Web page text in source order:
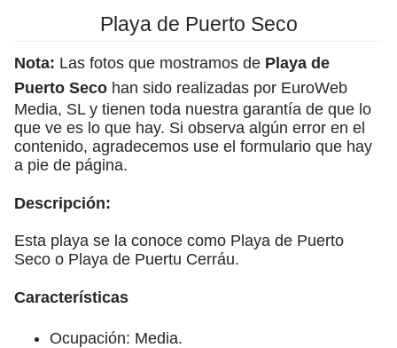
Playa de Puerto Seco
Nota: Las fotos que mostramos de Playa de
Puerto Seco han sido realizadas por EuroWeb
Media, SL y tienen toda nuestra garantía de que lo
que ve es lo que hay. Si observa algún error en el
contenido, agradecemos use el formulario que hay
a pie de página.
Descripción:
Esta playa se la conoce como Playa de Puerto
Seco o Playa de Puertu Cerráu.
Características
Ocupación: Media.